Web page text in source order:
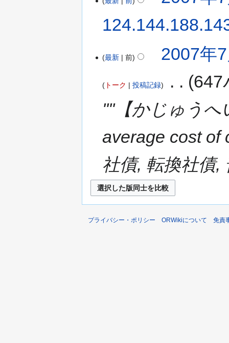
最新 前 2007年
トーク 投稿記録
647
''''【かじゅう
average cost of
社債, 転換社債,
プライバシー・ポリシー ORWikiについて 免責